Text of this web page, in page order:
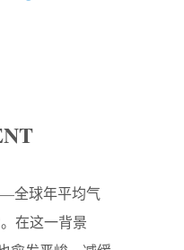
全球年平均气
在这一背景